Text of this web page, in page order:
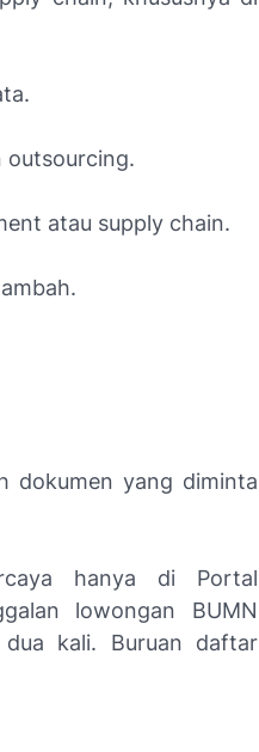
outsourcing.
atau supply chain.
dokumen yang diminta
hanya di Portal
lowongan BUMN
kali. Buruan daftar